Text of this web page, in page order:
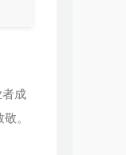
者成
。